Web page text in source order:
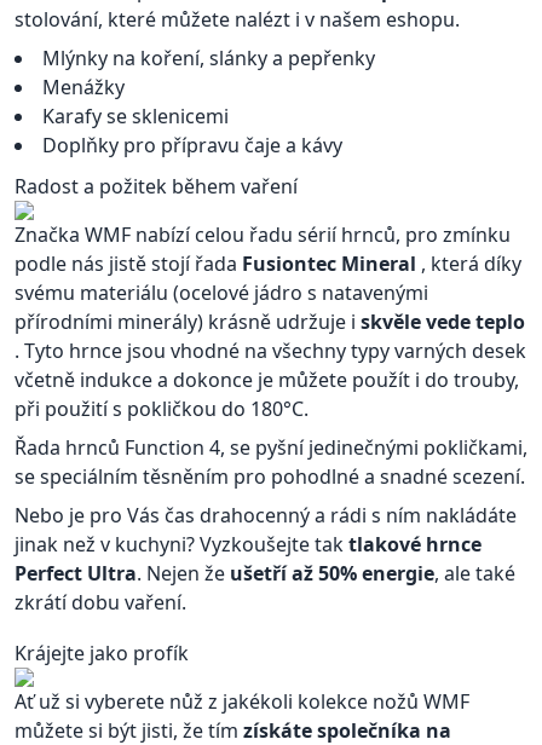
stolování, které můžete nalézt i v našem eshopu.
Mlýnky na koření, slánky a pepřenky
Menážky
Karafy se sklenicemi
Doplňky pro přípravu čaje a kávy
Radost a požitek během vaření
Značka WMF nabízí celou řadu sérií hrnců, pro zmínku
podle nás jistě stojí řada Fusiontec Mineral , která díky
svému materiálu (ocelové jádro s natavenými
přírodními minerály) krásně udržuje i skvěle vede teplo
. Tyto hrnce jsou vhodné na všechny typy varných desek
včetně indukce a dokonce je můžete použít i do trouby,
při použití s pokličkou do 180°C.
Řada hrnců Function 4, se pyšní jedinečnými pokličkami,
se speciálním těsněním pro pohodlné a snadné scezení.
Nebo je pro Vás čas drahocenný a rádi s ním nakládáte
jinak než v kuchyni? Vyzkoušejte taktlakové hrnce
Perfect Ultra. Nejen že ušetří až 50% energie, ale také
zkrátí dobu vaření.
Krájejte jako profík
Ať už si vyberete nůž z jakékoli kolekce nožů WMF
můžete si být jisti, že tím získáte společníka na